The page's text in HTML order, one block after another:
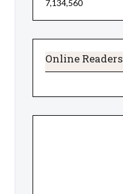
7,134,560
Online Readers